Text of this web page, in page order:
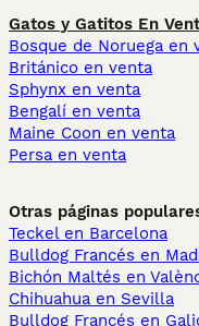
Gatos y Gatitos En
Bosque de Noruega en
Británico en venta
Sphynx en venta
Bengalí en venta
Maine Coon en venta
Persa en venta
Otras páginas
Teckel en Barcelona
Bulldog Francés en
Bichón Maltés en
Chihuahua en Sevilla
Bulldog Francés en